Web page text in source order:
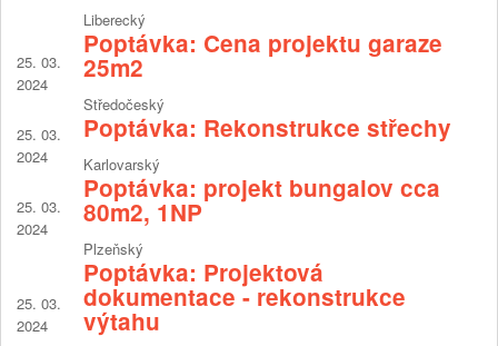
Liberecký
25. 03.
2024
Poptávka: Cena projektu garaze
25m2
Středočeský
25. 03.
2024
Poptávka: Rekonstrukce střechy
Karlovarský
25. 03.
2024
Poptávka: projekt bungalov cca
80m2, 1NP
Plzeňský
25. 03.
2024
Poptávka: Projektová
dokumentace - rekonstrukce
výtahu